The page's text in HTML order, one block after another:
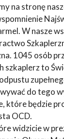
na stronę
W nasze
1045 osób
szkaplerz to
do tego
które będzie
OCD.
widzicie w